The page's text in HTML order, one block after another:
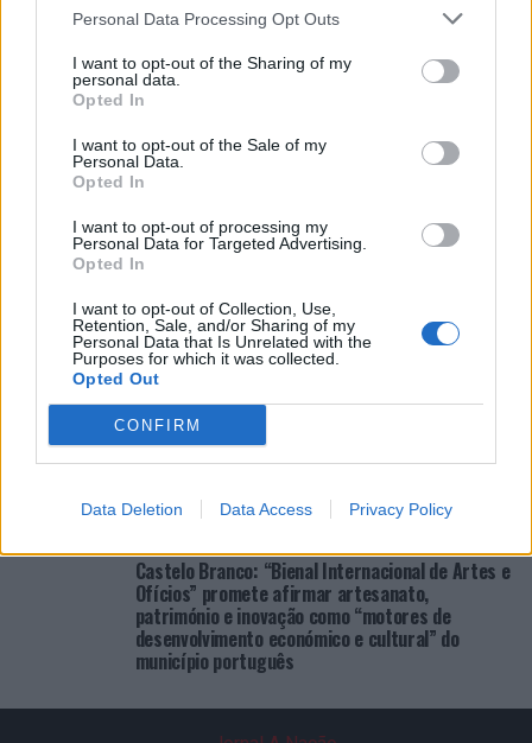
Personal Data Processing Opt Outs
I want to opt-out of the Sharing of my
personal data.
Opted In
I want to opt-out of the Sale of my
Personal Data.
Opted In
I want to opt-out of processing my
Personal Data for Targeted Advertising.
Opted In
I want to opt-out of Collection, Use,
Retention, Sale, and/or Sharing of my
Personal Data that Is Unrelated with the
Purposes for which it was collected.
Opted Out
CONFIRM
Data Deletion Data Access Privacy Policy
valorização imobiliária como motores do crescimento da
Rio de Janeiro: Governo do Estado propõe parceria com a
exterior”
COMENTÁRIOS RECENTES
ÚLTIMAS DESTAQUE
ATUALIDADE 2 dias atrás
Cultura digital pode “comprometer” a
criatividade antes de “provocar” mudanças
genéticas, diz neurocientista
ATUALIDADE 3 dias atrás
“Millennium Estoril Open 2026” regressou ao
Assche
Castelo Branco: “Bienal Internacional de Artes e
Ofícios” promete afirmar artesanato,
património e inovação como “motores de
desenvolvimento económico e cultural” do
município português